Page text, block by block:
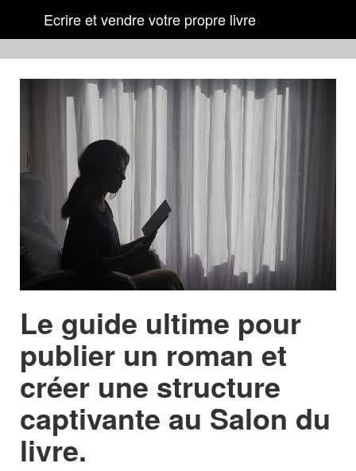
Ecrire et vendre votre propre livre
Le guide ultime pour
publier un roman et
créer une structure
captivante au Salon du
livre.